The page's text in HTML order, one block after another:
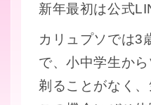
新年最初は公式
カリュプソでは3
で、小中学生か
剃ることがなく